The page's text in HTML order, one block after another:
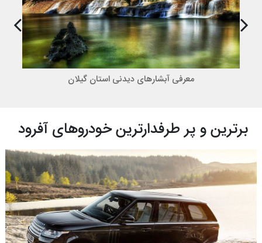
معرفی آبشارهای دیدنی استان گیلان
برترین و پر طرفدارترین خودروهای آفرود